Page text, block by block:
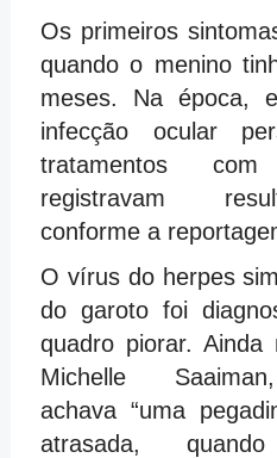
Os primeiros
quando o menino
meses. Na época,
infecção ocular
tratamentos
registravam
conforme a
O vírus do herpes
do garoto foi
quadro piorar.
Michelle
achava “uma
atrasada,